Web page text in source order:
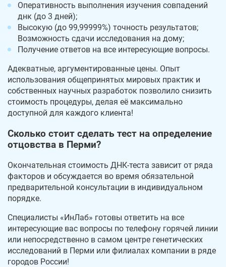
Оперативность выполнения изучения совпадений
днк (до 3 дней);
Высокую (до 99,99999%) точность результатов;
Возможность сдачи исследования на дому;
Получение ответов на все интересующие вопросы.
Адекватные, аргументированные цены. Опыт
использования общепринятых мировых практик и
собственных научных разработок позволило снизить
стоимость процедуры, делая её максимально
доступной для каждого клиента!
Сколько стоит сделать тест на определение
отцовства в Перми?
Окончательная стоимость ДНК-теста зависит от ряда
факторов и обсуждается во время обязательной
предварительной консультации в индивидуальном
порядке.
Специалисты «ИнЛаб» готовы ответить на все
интересующие вас вопросы по телефону горячей линии
или непосредственно в самом центре генетических
исследований в Перми или филиалах компании в ряде
городов России!